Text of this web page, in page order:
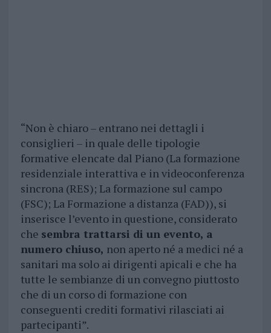
“Non è chiaro – entrano nei dettagli i
consiglieri – in quale delle tipologie
formative elencate dal Piano (La formazione
residenziale interattiva e in videoconferenza
sincrona (RES); La formazione sul campo
(FSC); La Formazione a distanza (FAD)), si
inserisce l’evento in questione, considerato
che sembra trattarsi di un evento, a
numero chiuso, non aperto né a medici né a
sanitari ma solo ai dirigenti apicali e che ha
tutte le sembianze di un convegno piuttosto
che di un corso di formazione con
conseguenti crediti formativi rilasciati ai
partecipanti”.